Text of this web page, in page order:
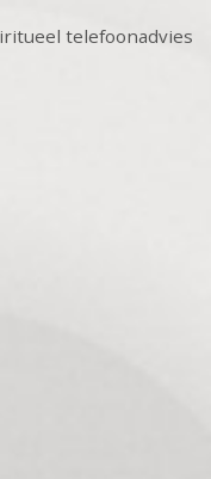
telefoonadvies